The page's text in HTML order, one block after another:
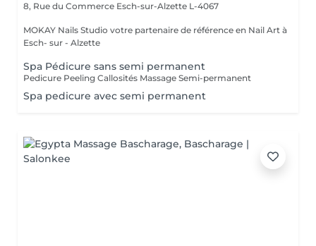
8, Rue du Commerce Esch-sur-Alzette L-4067
MOKAY Nails Studio votre partenaire de référence en Nail Art à
Esch- sur - Alzette
Spa Pédicure sans semi permanent
Pedicure Peeling Callosités Massage Semi-permanent
Spa pedicure avec semi permanent